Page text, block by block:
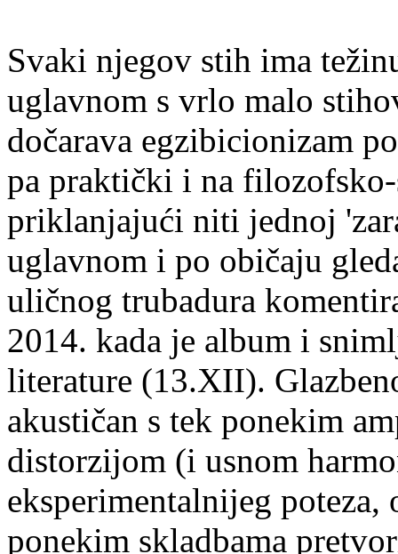
Svaki njegov stih ima
uglavnom s vrlo malo
dočarava egzibicionizam
pa praktički i na
priklanjajući niti jednoj
uglavnom i po običaju
uličnog trubadura
2014. kada je album i
literature (13.XII).
akustičan s tek ponekim
distorzijom (i usnom
eksperimentalnijeg
ponekim skladbama